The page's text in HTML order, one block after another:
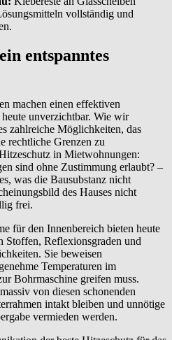
vollständig und
entspanntes
machen einen effektiven
unverzichtbar. Wie wir
zahlreiche Möglichkeiten, das
rechtliche Grenzen zu
in Mietwohnungen:
sind ohne Zustimmung erlaubt? –
was die Bausubstanz nicht
des Hauses nicht
frei.
für den Innenbereich bieten heute
Stoffen, Reflexionsgraden und
Sie beweisen
Temperaturen im
Bohrmaschine greifen muss.
von diesen schonenden
intakt bleiben und unnötige
vermieden werden.